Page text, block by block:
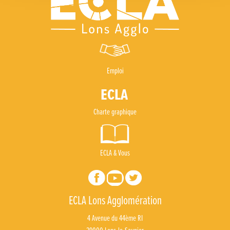
Emploi
Charte graphique
ECLA & Vous
ECLA Lons Agglomération
4 Avenue du 44ème RI